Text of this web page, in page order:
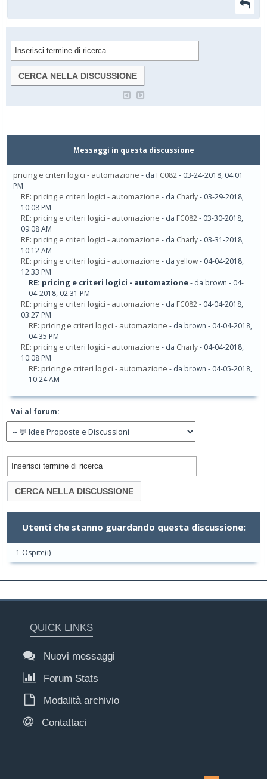
Messaggi in questa discussione
pricing e criteri logici - automazione - da FC082- 03-24-2018, 04:01
PM
RE: pricing e criteri logici - automazione - da Charly- 03-29-2018,
10:08 PM
RE: pricing e criteri logici - automazione - da FC082- 03-30-2018,
09:08 AM
RE: pricing e criteri logici - automazione - da Charly- 03-31-2018,
10:12 AM
RE: pricing e criteri logici - automazione - da yellow- 04-04-2018,
12:33 PM
RE: pricing e criteri logici - automazione- da brown - 04-
04-2018, 02:31 PM
RE: pricing e criteri logici - automazione - da FC082- 04-04-2018,
03:27 PM
RE: pricing e criteri logici - automazione - da brown - 04-04-2018,
04:35 PM
RE: pricing e criteri logici - automazione - da Charly- 04-04-2018,
10:08 PM
RE: pricing e criteri logici - automazione - da brown - 04-05-2018,
10:24 AM
Vai al forum:
Utenti che stanno guardando questa discussione:
1 Ospite(i)
QUICK LINKS
Nuovi messaggi
Forum Stats
Modalità archivio
Contattaci